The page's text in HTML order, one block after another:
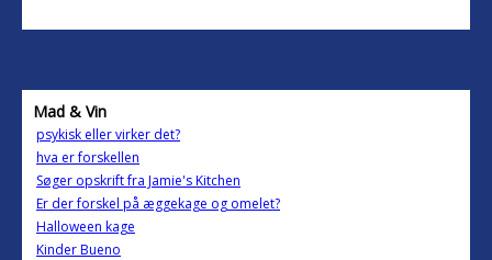
Mad & Vin
psykisk eller virker det?
hva er forskellen
Søger opskrift fra Jamie's Kitchen
Er der forskel på æggekage og omelet?
Halloween kage
Kinder Bueno